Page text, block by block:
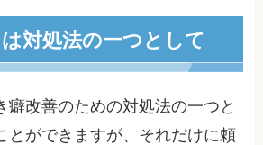
対処法の一つとして
癖改善のための対処法の一つと
とができますが、それだけに頼